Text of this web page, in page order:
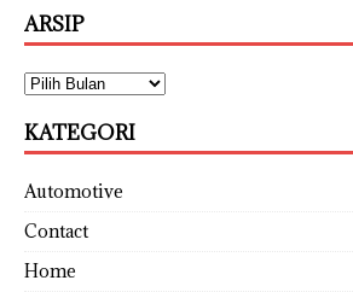
ARSIP
KATEGORI
Automotive
Contact
Home